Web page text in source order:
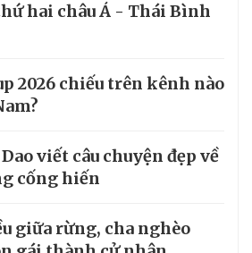
hai châu Á - Thái Bình
2026 chiếu trên kênh nào
viết câu chuyện đẹp về
cống hiến
giữa rừng, cha nghèo